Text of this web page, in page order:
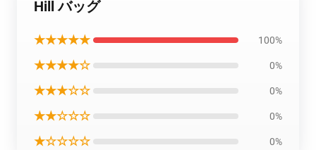
Hill バッグ
★★★★★ 100%
★★★★☆ 0%
★★★☆☆ 0%
★★☆☆☆ 0%
★☆☆☆☆ 0%